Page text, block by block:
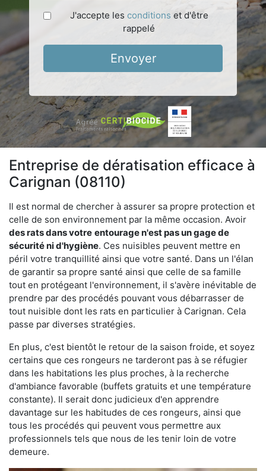
J'accepte les conditions et d'être
rappelé
Envoyer
Entreprise de dératisation efficace à
Carignan (08110)
Il est normal de chercher à assurer sa propre protection et
celle de son environnement par la même occasion. Avoir
des rats dans votre entourage n'est pas un gage de
sécurité ni d'hygiène. Ces nuisibles peuvent mettre en
péril votre tranquillité ainsi que votre santé. Dans un l'élan
de garantir sa propre santé ainsi que celle de sa famille
tout en protégeant l'environnement, il s'avère inévitable de
prendre par des procédés pouvant vous débarrasser de
tout nuisible dont les rats en particulier à Carignan. Cela
passe par diverses stratégies.
En plus, c'est bientôt le retour de la saison froide, et soyez
certains que ces rongeurs ne tarderont pas à se réfugier
dans les habitations les plus proches, à la recherche
d'ambiance favorable (buffets gratuits et une température
constante). Il serait donc judicieux d'en apprendre
davantage sur les habitudes de ces rongeurs, ainsi que
tous les procédés qui peuvent vous permettre aux
professionnels tels que nous de les tenir loin de votre
demeure.